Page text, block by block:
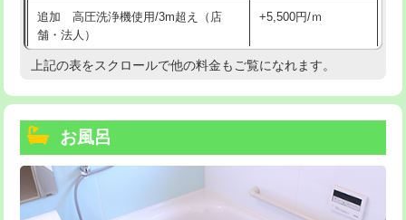
追加 高圧洗浄機使用/3m超え（店
舗・法人）
+5,500円/ｍ
高度高圧洗浄換 現地調査
トーラー機使用/3mまで
追加トーラー機使用/3m超え
上記の表をスクロールで他の料金もご覧になれます。
お風呂